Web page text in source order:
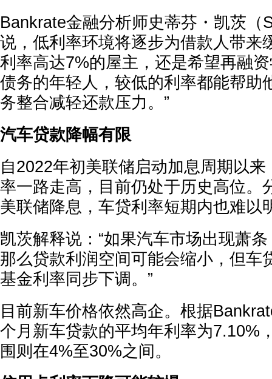
Bankrate金融分析师史蒂芬・凯茨（
说，低利率环境将逐步为借款人带来
利率高达7%的屋主，还是希望再融
债务的年轻人，较低的利率都能帮助
务整合减轻还款压力。”
汽车贷款降幅有限
自2022年初美联储启动加息周期以
率一路走高，目前仍处于历史高位。
美联储降息，车贷利率短期内也难以
凯茨解释说：“如果汽车市场出现萧
那么贷款利润空间可能会缩小，但车
基金利率同步下调。”
目前新车价格依然高企。根据
个月新车贷款的平均年利率为7.10%
围则在4%至30%之间。